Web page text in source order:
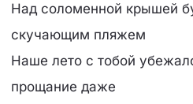
Над соломенной крышей
скучающим пляжем
Наше лето с тобой
прощание даже